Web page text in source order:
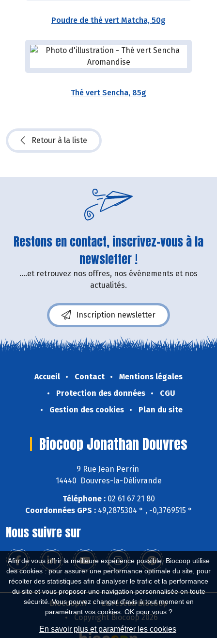
Afin de vous offrir la meilleure expérience possible, Biocoop utilise
des cookies : pour assurer une performance optimale du site, pour
récolter des statistiques afin d'analyser le trafic et la performance
du site et vous proposer une navigation personnalisée en toute
sécurité. Vous pouvez changer d'avis à tout moment en
paramétrant vos cookies. OK pour vous ?
En savoir plus et paramétrer les cookies
Poudre de thé vert Matcha, 50g
Thé vert Sencha, 85g
Retour à la liste
Restons en contact, inscrivez-vous à la
newsletter !
....et retrouvez nos offres, nos événements et nos
actualités.
Inscription newsletter
Accueil Contact
Mentions légales
Protection des données
CGU
Gestion des cookies
Plan du site
Biocoop Jonathan Douvres
9 Rue Jean Perrin
14440 Douvres-la-Délivrande
Téléphone :02 61 67 21 80
Coordonnées GPS :49,2875304 ° , -0,3769515 °
Nous suivre sur
Biocoop.fr
Le réseau Biocoop
Copyright Biocoop 2026